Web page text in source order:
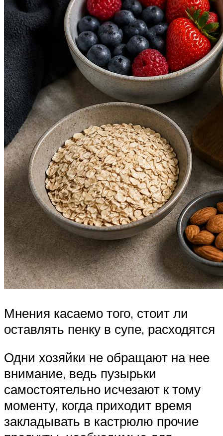
Мнения касаемо того, стоит ли
оставлять пенку в супе, расходятся
Одни хозяйки не обращают на нее
внимание, ведь пузырьки
самостоятельно исчезают к тому
моменту, когда приходит время
закладывать в кастрюлю прочие